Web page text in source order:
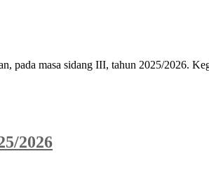
pada masa sidang III, tahun 2025/2026.
2026